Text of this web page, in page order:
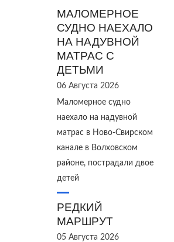
МАЛОМЕРНОЕ
СУДНО НАЕХАЛО
НА НАДУВНОЙ
МАТРАС С
ДЕТЬМИ
06 Августа 2026
Маломерное судно
наехало на надувной
матрас в Ново‑Свирском
канале в Волховском
районе, пострадали двое
детей
РЕДКИЙ
МАРШРУТ
05 Августа 2026